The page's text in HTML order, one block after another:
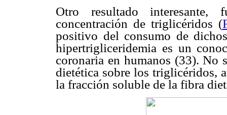
Otro resultado
concentración de triglicéridos (
positivo del consumo de
hipertrigliceridemia es un
coronaria en humanos (33). No
dietética sobre los triglicéridos,
la fracción soluble de la fibra